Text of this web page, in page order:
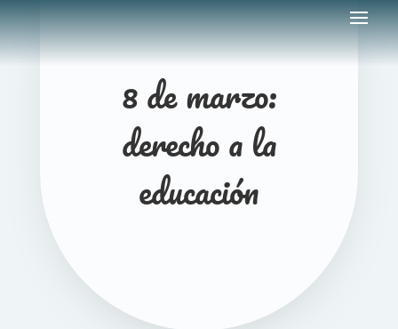
8 de marzo:
derecho a la
educación